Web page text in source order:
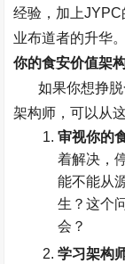
经验，加上JYPC
业布道者的升华。
你的食安价值架
如果你想挣
架构师，可以从
审视你的
着解决，
能不能从
生？这个
会？
学习架构